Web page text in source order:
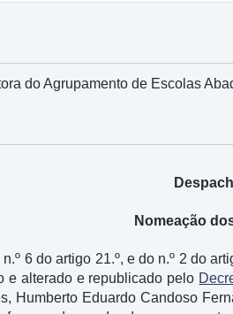
do Agrupamento de Escolas
Nomeação
6 do artigo 21.º, e do n.º 2 do
e alterado e republicado pelo
Humberto Eduardo Candoso